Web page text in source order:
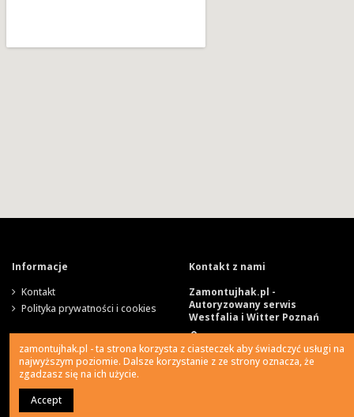
Informacje
Kontakt
Polityka prywatności i cookies
Kontakt z nami
Zamontujhak.pl -
Autoryzowany serwis
Westfalia i Witter Poznań
Szparagowa 4, 62-081
Wysogotowo
zamontujhak.pl - ta strona korzysta z ciasteczek aby świadczyć usługi na
najwyższym poziomie. Dalsze korzystanie z ze strony oznacza, że
zgadzasz się na ich użycie.
Accept